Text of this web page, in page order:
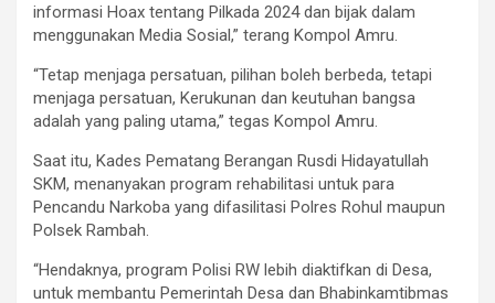
informasi Hoax tentang Pilkada 2024 dan bijak dalam
menggunakan Media Sosial,” terang Kompol Amru.
“Tetap menjaga persatuan, pilihan boleh berbeda, tetapi
menjaga persatuan, Kerukunan dan keutuhan bangsa
adalah yang paling utama,” tegas Kompol Amru.
Saat itu, Kades Pematang Berangan Rusdi Hidayatullah
SKM, menanyakan program rehabilitasi untuk para
Pencandu Narkoba yang difasilitasi Polres Rohul maupun
Polsek Rambah.
“Hendaknya, program Polisi RW lebih diaktifkan di Desa,
untuk membantu Pemerintah Desa dan Bhabinkamtibmas